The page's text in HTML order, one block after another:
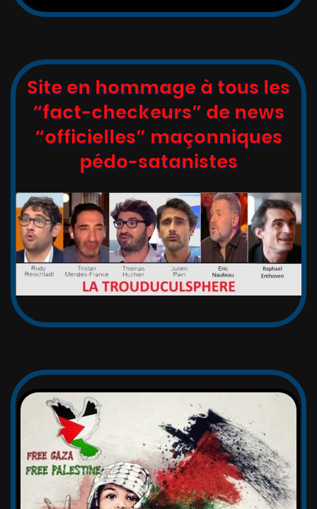
Site en hommage à tous les
“fact-checkeurs” de news
“officielles” maçonniques
pédo-satanistes